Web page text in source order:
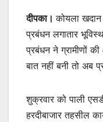
दीपका।कोयला खदान
प्रबंधन लगातार
प्रबंधन ने ग्रामीणों
बात नहीं बनी तो अब
शुक्रवार को पाली
हरदीबाजार तहसील